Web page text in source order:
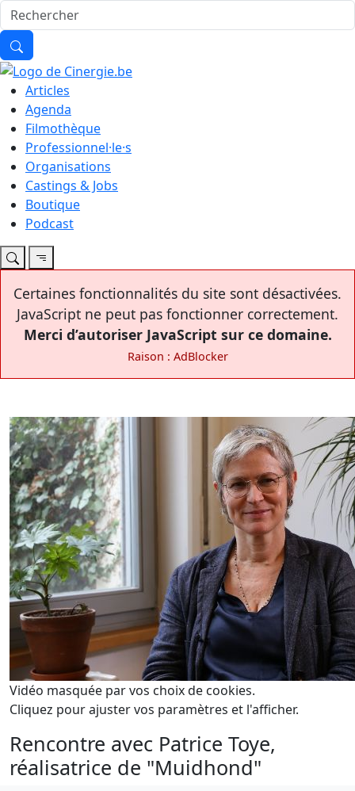
Articles
Agenda
Filmothèque
Professionnel·le·s
Organisations
Castings & Jobs
Boutique
Podcast
Certaines fonctionnalités du site sont désactivées.
JavaScript ne peut pas fonctionner correctement.
Merci d’autoriser JavaScript sur ce domaine.
Raison : AdBlocker
Vidéo masquée par vos choix de cookies.
Cliquez pour ajuster vos paramètres et l'afficher.
Rencontre avec Patrice Toye,
réalisatrice de "Muidhond"